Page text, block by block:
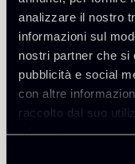
analizzare il nostro
informazioni sul
nostri partner che si
pubblicità e social
con altre
raccolto dal suo
informativa privacy
sviluppo di
argomenti più
intelligenza